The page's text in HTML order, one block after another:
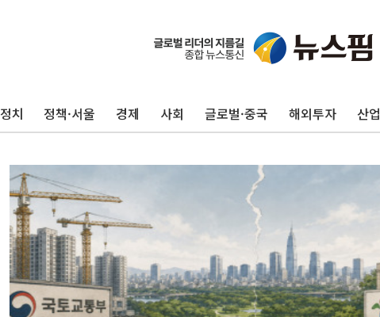
정치 정책·서울 경제 사회 글로벌·중국 해외투자 산업